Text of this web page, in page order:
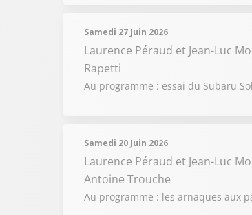
Samedi 27 Juin 2026
Laurence Péraud et Jean-Luc
Rapetti
Au programme : essai du Subaru
Samedi 20 Juin 2026
Laurence Péraud et Jean-Luc
Antoine Trouche
Au programme : les arnaques aux